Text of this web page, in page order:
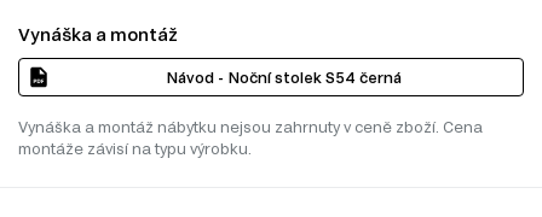
Vynáška a montáž
Návod - Noční stolek S54 černá
Vynáška a montáž nábytku nejsou zahrnuty v ceně zboží. Cena
montáže závisí na typu výrobku.